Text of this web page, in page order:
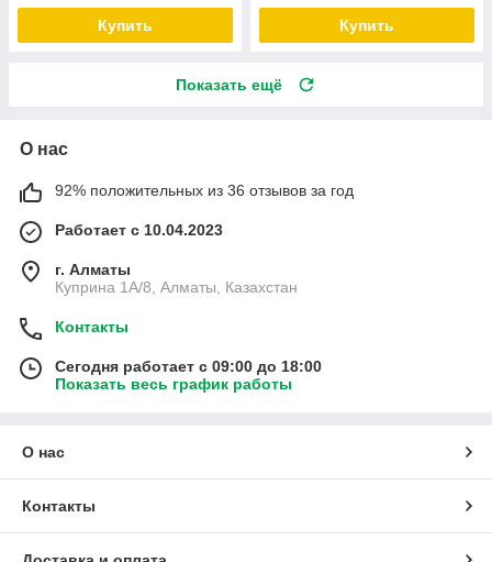
Купить Купить
Показать ещё
О нас
92% положительных из 36 отзывов за год
Работает с 10.04.2023
г. Алматы
Куприна 1A/8, Алматы, Казахстан
Контакты
Сегодня работает с 09:00 до 18:00
Показать весь график работы
О нас
Контакты